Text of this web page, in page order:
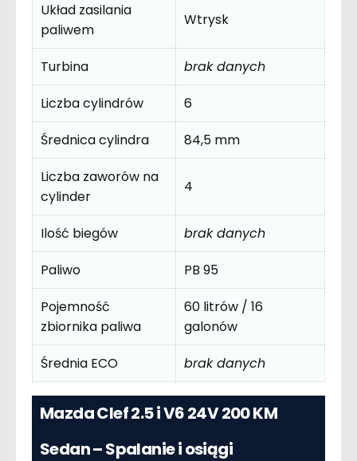
Układ zasilania
paliwem
Wtrysk
Turbina
brak danych
Liczba cylindrów
6
Średnica cylindra
84,5 mm
Liczba zaworów na
cylinder
4
Ilość biegów
brak danych
Paliwo
PB 95
Pojemność
zbiornika paliwa
60 litrów / 16
galonów
Średnia ECO
brak danych
Mazda Clef 2.5 i V6 24V 200 KM
Sedan – Spalanie i osiągi